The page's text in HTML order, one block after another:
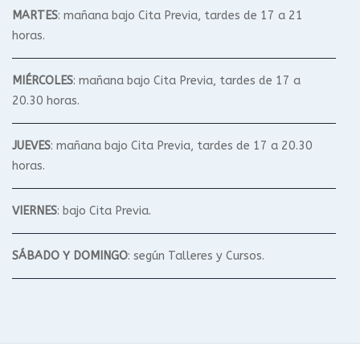
MARTES: mañana bajo Cita Previa, tardes de 17 a 21
horas.
MIÉRCOLES: mañana bajo Cita Previa, tardes de 17 a
20.30 horas.
JUEVES: mañana bajo Cita Previa, tardes de 17 a 20.30
horas.
VIERNES: bajo Cita Previa.
SÁBADO Y DOMINGO: según Talleres y Cursos.